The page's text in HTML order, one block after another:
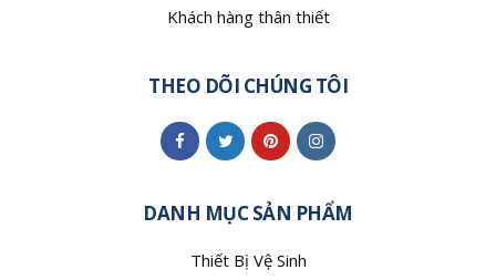
Khách hàng thân thiết
THEO DÕI CHÚNG TÔI
DANH MỤC SẢN PHẨM
Thiết Bị Vệ Sinh